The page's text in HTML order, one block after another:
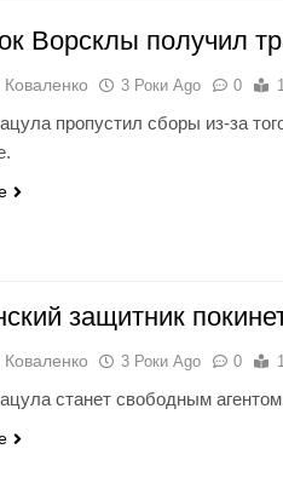
Ворсклы получил
3 Роки Ago 0
пропустил сборы из-за
защитник
3 Роки Ago 0
станет свободным